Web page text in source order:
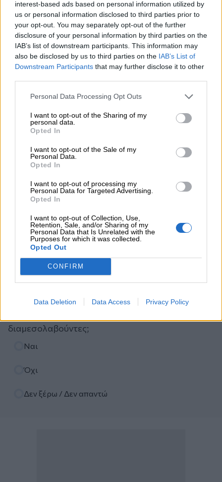
interest-based ads based on personal information utilized by
us or personal information disclosed to third parties prior to
your opt-out. You may separately opt-out of the further
disclosure of your personal information by third parties on the
IAB’s list of downstream participants. This information may
also be disclosed by us to third parties on the IAB’s List of
Downstream Participants that may further disclose it to other
Personal Data Processing Opt Outs
I want to opt-out of the Sharing of my
personal data.
Opted In
I want to opt-out of the Sale of my
Personal Data.
Opted In
I want to opt-out of processing my
Personal Data for Targeted Advertising.
Opted In
I want to opt-out of Collection, Use,
Retention, Sale, and/or Sharing of my
Personal Data that Is Unrelated with the
Purposes for which it was collected.
Opted Out
CONFIRM
Data Deletion Data Access Privacy Policy
05.08.2026
Η νέα εποχή στην εκπαίδευση των ασφαλιστικών
διαμεσολαβητών
ΠΕΡΙΣΣΟΤΕΡΑ
Ψηφοφορία
Πιστεύετε ότι τα ασφαλιστικά σωματεία ΠΣΑΣ-
αποτελεσματικότητα καλές συμβάσεις με τις
διαμεσολαβούντες;
Ναι
Όχι
Δεν ξέρω / Δεν απαντώ